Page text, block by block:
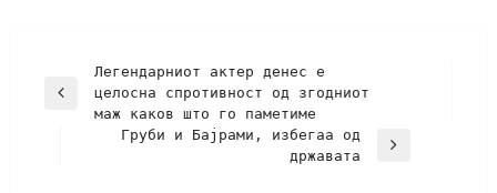
Легендарниот актер денес е
целосна спротивност од згодниот
маж каков што го паметиме
Груби и Бајрами, избегаа од
државата